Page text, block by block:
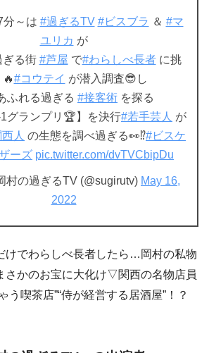
分～は #過ぎるTV #ビスブラ ＆ #マ
ユリカ が
ぎる街 #芦屋 で#わらしべ長者に挑
#コウテイ が潜入調査😎し
ふれる過ぎる #接客術 を探る
1グランプリ🏆】を決行#若手芸人 が
人 の生態を調べ過ぎる👀⁉️#ビスケ
ーズ pic.twitter.com/dvTVCbipDu
の過ぎるTV (@sugirutv) May 16,
2022
けでわらしべ長者したら…岡村の私物
さかのお宝に大化け▽関西の名物店員
う喫茶店”“侍が経営する居酒屋”！？